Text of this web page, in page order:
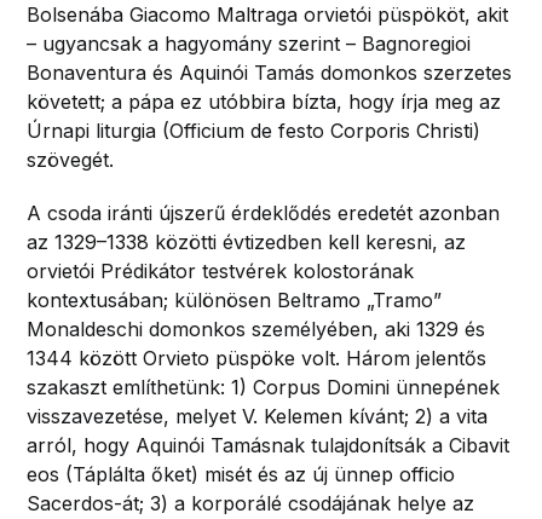
Bolsenába Giacomo Maltraga orvietói püspököt, akit
– ugyancsak a hagyomány szerint – Bagnoregioi
Bonaventura és Aquinói Tamás domonkos szerzetes
követett; a pápa ez utóbbira bízta, hogy írja meg az
Úrnapi liturgia (Officium de festo Corporis Christi)
szövegét.
A csoda iránti újszerű érdeklődés eredetét azonban
az 1329–1338 közötti évtizedben kell keresni, az
orvietói Prédikátor testvérek kolostorának
kontextusában; különösen Beltramo „Tramo”
Monaldeschi domonkos személyében, aki 1329 és
1344 között Orvieto püspöke volt. Három jelentős
szakaszt említhetünk: 1) Corpus Domini ünnepének
visszavezetése, melyet V. Kelemen kívánt; 2) a vita
arról, hogy Aquinói Tamásnak tulajdonítsák a Cibavit
eos (Táplálta őket) misét és az új ünnep officio
Sacerdos-át; 3) a korporálé csodájának helye az